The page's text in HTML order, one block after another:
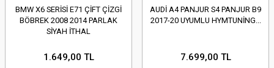
BMW X6 SERİSİ E71 ÇİFT ÇİZGİ
BÖBREK 2008 2014 PARLAK
SİYAH İTHAL
1.649,00 TL
AUDİ A4 PANJUR S4 PANJUR B9
2017-20 UYUMLU HYMTUNİNG...
7.699,00 TL